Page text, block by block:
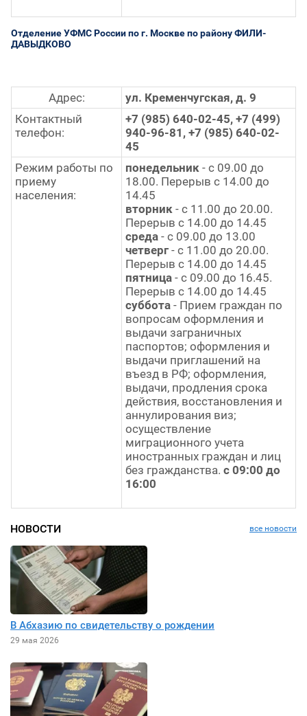
Отделение УФМС России по г. Москве по району ФИЛИ-
ДАВЫДКОВО
Адрес:
ул. Кременчугская, д. 9
Контактный
телефон:
+7 (985) 640-02-45, +7 (499)
940-96-81, +7 (985) 640-02-
45
Режим работы по
приему
населения:
понедельник - с 09.00 до
18.00. Перерыв с 14.00 до
14.45
вторник - с 11.00 до 20.00.
Перерыв с 14.00 до 14.45
среда - с 09.00 до 13.00
четверг - с 11.00 до 20.00.
Перерыв с 14.00 до 14.45
пятница - с 09.00 до 16.45.
Перерыв с 14.00 до 14.45
суббота - Прием граждан по
вопросам оформления и
выдачи заграничных
паспортов; оформления и
выдачи приглашений на
въезд в РФ; оформления,
выдачи, продления срока
действия, восстановления и
аннулирования виз;
осуществление
миграционного учета
иностранных граждан и лиц
без гражданства. с 09:00 до
16:00
НОВОСТИ все новости
В Абхазию по свидетельству о рождении
29 мая 2026